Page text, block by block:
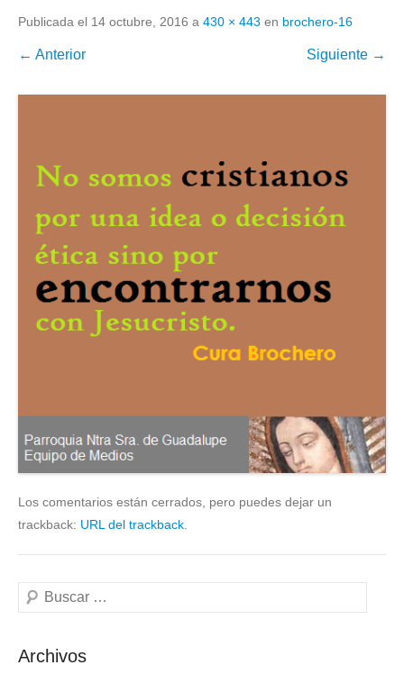
Publicada el 14 octubre, 2016 a 430 × 443 en brochero-16
← Anterior Siguiente →
Los comentarios están cerrados, pero puedes dejar un
trackback: URL del trackback.
Buscar
Archivos